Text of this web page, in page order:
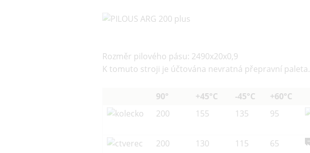
Rozměr pilového pásu: 2490x20x0,9
K tomuto stroji je účtována nevratná přepravní paleta.
90° +45°C -45°C
+60°C
200
155 135 95
200
130 115 65